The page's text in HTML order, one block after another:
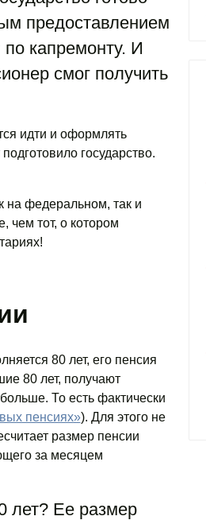
предоставлением
капремонту. И
смог получить
идти и оформлять
государство.
на федеральном, так и
чем тот, о котором
80 лет, его пенсия
80 лет, получают
То есть фактически
пенсиях»). Для этого не
размер пенсии
за месяцем
лет? Ее размер